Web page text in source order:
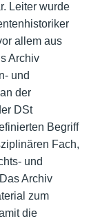
Leiter wurde
allem aus
Archiv
und
der
DSt
Begriff
Fach,
und
Archiv
zum
die